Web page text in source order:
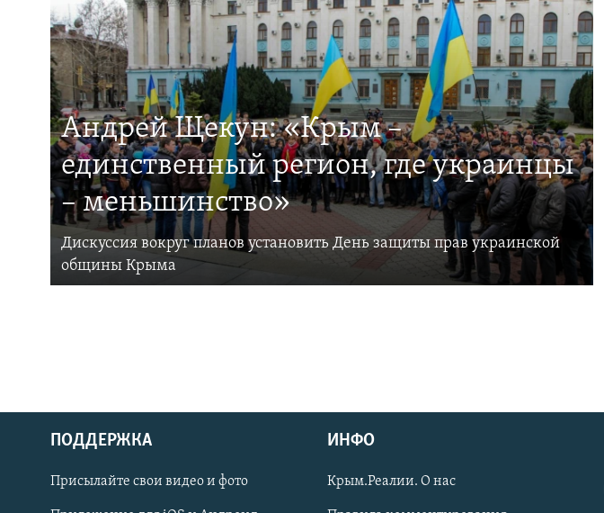
Українською
Qırımtatar
Андрей Щекун: «Крым –
единственный регион, где украинцы
– меньшинство»
Дискуссия вокруг планов установить День защиты прав украинской
общины Крыма
ПОДДЕРЖКА
Присылайте свои видео и фото
ИНФО
Крым.Реалии. О нас